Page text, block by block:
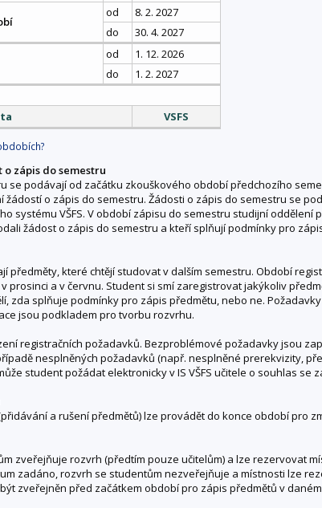
od
8. 2. 2027
do
30. 4. 2027
od
1. 12. 2026
do
1. 2. 2027
VSFS
o zápis do semestru
se podávají od začátku zkouškového období předchozího
o zápis do semestru. Žádosti o zápis do semestru se
systému VŠFS. V období zápisu do semestru studijní oddělení
žádost o zápis do semestru a kteří splňují podmínky pro
předměty, které chtějí studovat v dalším semestru. Období
prosinci a v červnu. Student si smí zaregistrovat jakýkoliv
zda splňuje podmínky pro zápis předmětu, nebo ne. Požadavky
jsou podkladem pro tvorbu rozvrhu.
registračních požadavků. Bezproblémové požadavky jsou
nesplněných požadavků (např. nesplněné prerekvizity,
student požádat elektronicky v IS VŠFS učitele o souhlas se
a rušení předmětů) lze provádět do konce období pro
zveřejňuje rozvrh (předtím pouze učitelům) a lze rezervovat
zadáno, rozvrh se studentům nezveřejňuje a místnosti lze
zveřejněn před začátkem období pro zápis předmětů v daném